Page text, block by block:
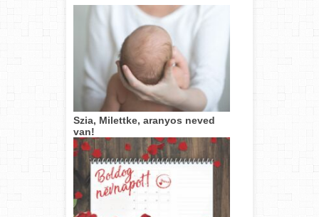
Szia, Milettke, aranyos neved
van!